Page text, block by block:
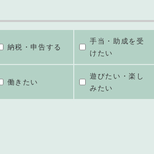
納税・申告する
手当・助成を受
けたい
働きたい
遊びたい・楽し
みたい